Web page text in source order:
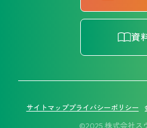
資
サイトマッププライバシーポリシー
©2025 株式会社ス